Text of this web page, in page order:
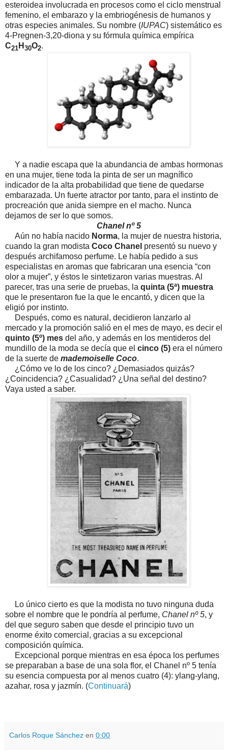
esteroidea involucrada en procesos como el ciclo menstrual
femenino, el embarazo y la embriogénesis de humanos y
otras especies animales. Su nombre (IUPAC) sistemático es
4-Pregnen-3,20-diona y su fórmula química empírica
C21 H 30O2.
Y a nadie escapa que la abundancia de ambas hormonas
en una mujer, tiene toda la pinta de ser un magnífico
indicador de la alta probabilidad que tiene de quedarse
embarazada. Un fuerte atractor por tanto, para el instinto de
procreación que anida siempre en el macho. Nunca
dejamos de ser lo que somos.
Chanel nº 5
Aún no había nacido Norma, la mujer de nuestra historia,
cuando la gran modista Coco Chanel presentó su nuevo y
después archifamoso perfume. Le había pedido a sus
especialistas en aromas que fabricaran una esencia “con
olor a mujer”, y éstos le sintetizaron varias muestras. Al
parecer, tras una serie de pruebas, la quinta (5ª) muestra
que le presentaron fue la que le encantó, y dicen que la
eligió por instinto.
Después, como es natural, decidieron lanzarlo al
mercado y la promoción salió en el mes de mayo, es decir el
quinto (5º) mes del año, y además en los mentideros del
mundillo de la moda se decía que el cinco (5) era el número
de la suerte de mademoiselle Coco.
¿Cómo ve lo de los cinco? ¿Demasiados quizás?
¿Coincidencia? ¿Casualidad? ¿Una señal del destino?
Vaya usted a saber.
Lo único cierto es que la modista no tuvo ninguna duda
sobre el nombre que le pondría al perfume, Chanel nº 5, y
del que seguro saben que desde el principio tuvo un
enorme éxito comercial, gracias a su excepcional
composición química.
Excepcional porque mientras en esa época los perfumes
se preparaban a base de una sola flor, el Chanel nº 5 tenía
su esencia compuesta por al menos cuatro (4): ylang-ylang,
azahar, rosa y jazmín. (Continuará)
Carlos Roque Sánchez en 0:00